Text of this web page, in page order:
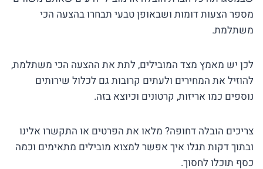
מספר הצעות דומות ושבאופן טבעי תבחרו בהצעה הכי
משתלמת.
לכן יש מאמץ מצד המובילים, לתת את ההצעה הכי משתלמת,
להוזיל את המחירים ולעתים קרובות גם לכלול שירותים
נוספים כמו אריזות, קרטונים וכיוצא בזה.
צריכים הובלה דחופה? מלאו את הפרטים או התקשרו אלינו
ובתוך דקות תגלו איך אפשר למצוא מובילים מתאימים וכמה
כסף תוכלו לחסוך.